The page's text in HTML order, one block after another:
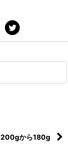
200gから180g